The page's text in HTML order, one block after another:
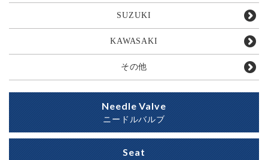
SUZUKI
KAWASAKI
その他
Needle Valve
ニードルバルブ
Seat